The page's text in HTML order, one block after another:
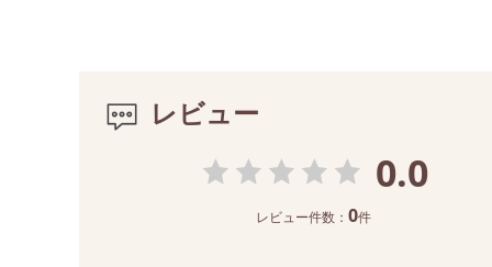
レビュー
0.0
レビュー件数： 0件